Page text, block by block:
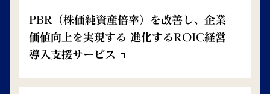
PBR（株価純資産倍率）を改善し、企業
価値向上を実現する 進化するROIC経営
導入支援サービス